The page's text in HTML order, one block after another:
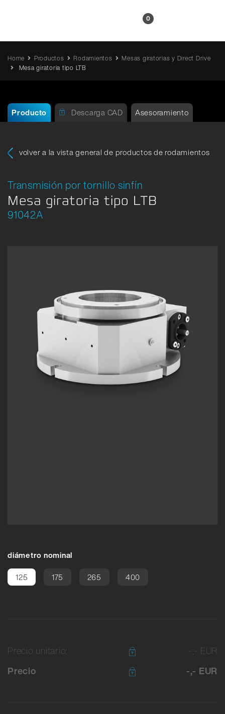
0
Home Productos Rodamientos
Mesas giratorias y Direct Drive
Mesa giratoria tipo LTB
Producto Descarga CAD Asesoramiento
volver a la vista general de productos de rodamientos
Transmisión por tornillo sinfín
Mesa giratoria tipo LTB
91042A
diámetro nominal
125
175 265 400
Precio unitario:
-,- EUR
Precio
-,- EUR